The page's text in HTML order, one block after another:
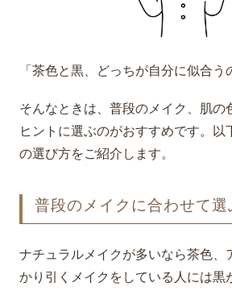
「茶色と黒、どっちが自分に似合う
そんなときは、普段のメイク、肌の
ヒントに選ぶのがおすすめです。以
の選び方をご紹介します。
普段のメイクに合わせて選
ナチュラルメイクが多いなら茶色、
かり引くメイクをしている人には黒